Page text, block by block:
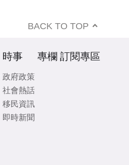
BACK TO TOP
時事
政府政策
社會熱話
移民資訊
即時新聞
專欄 訂閱專區